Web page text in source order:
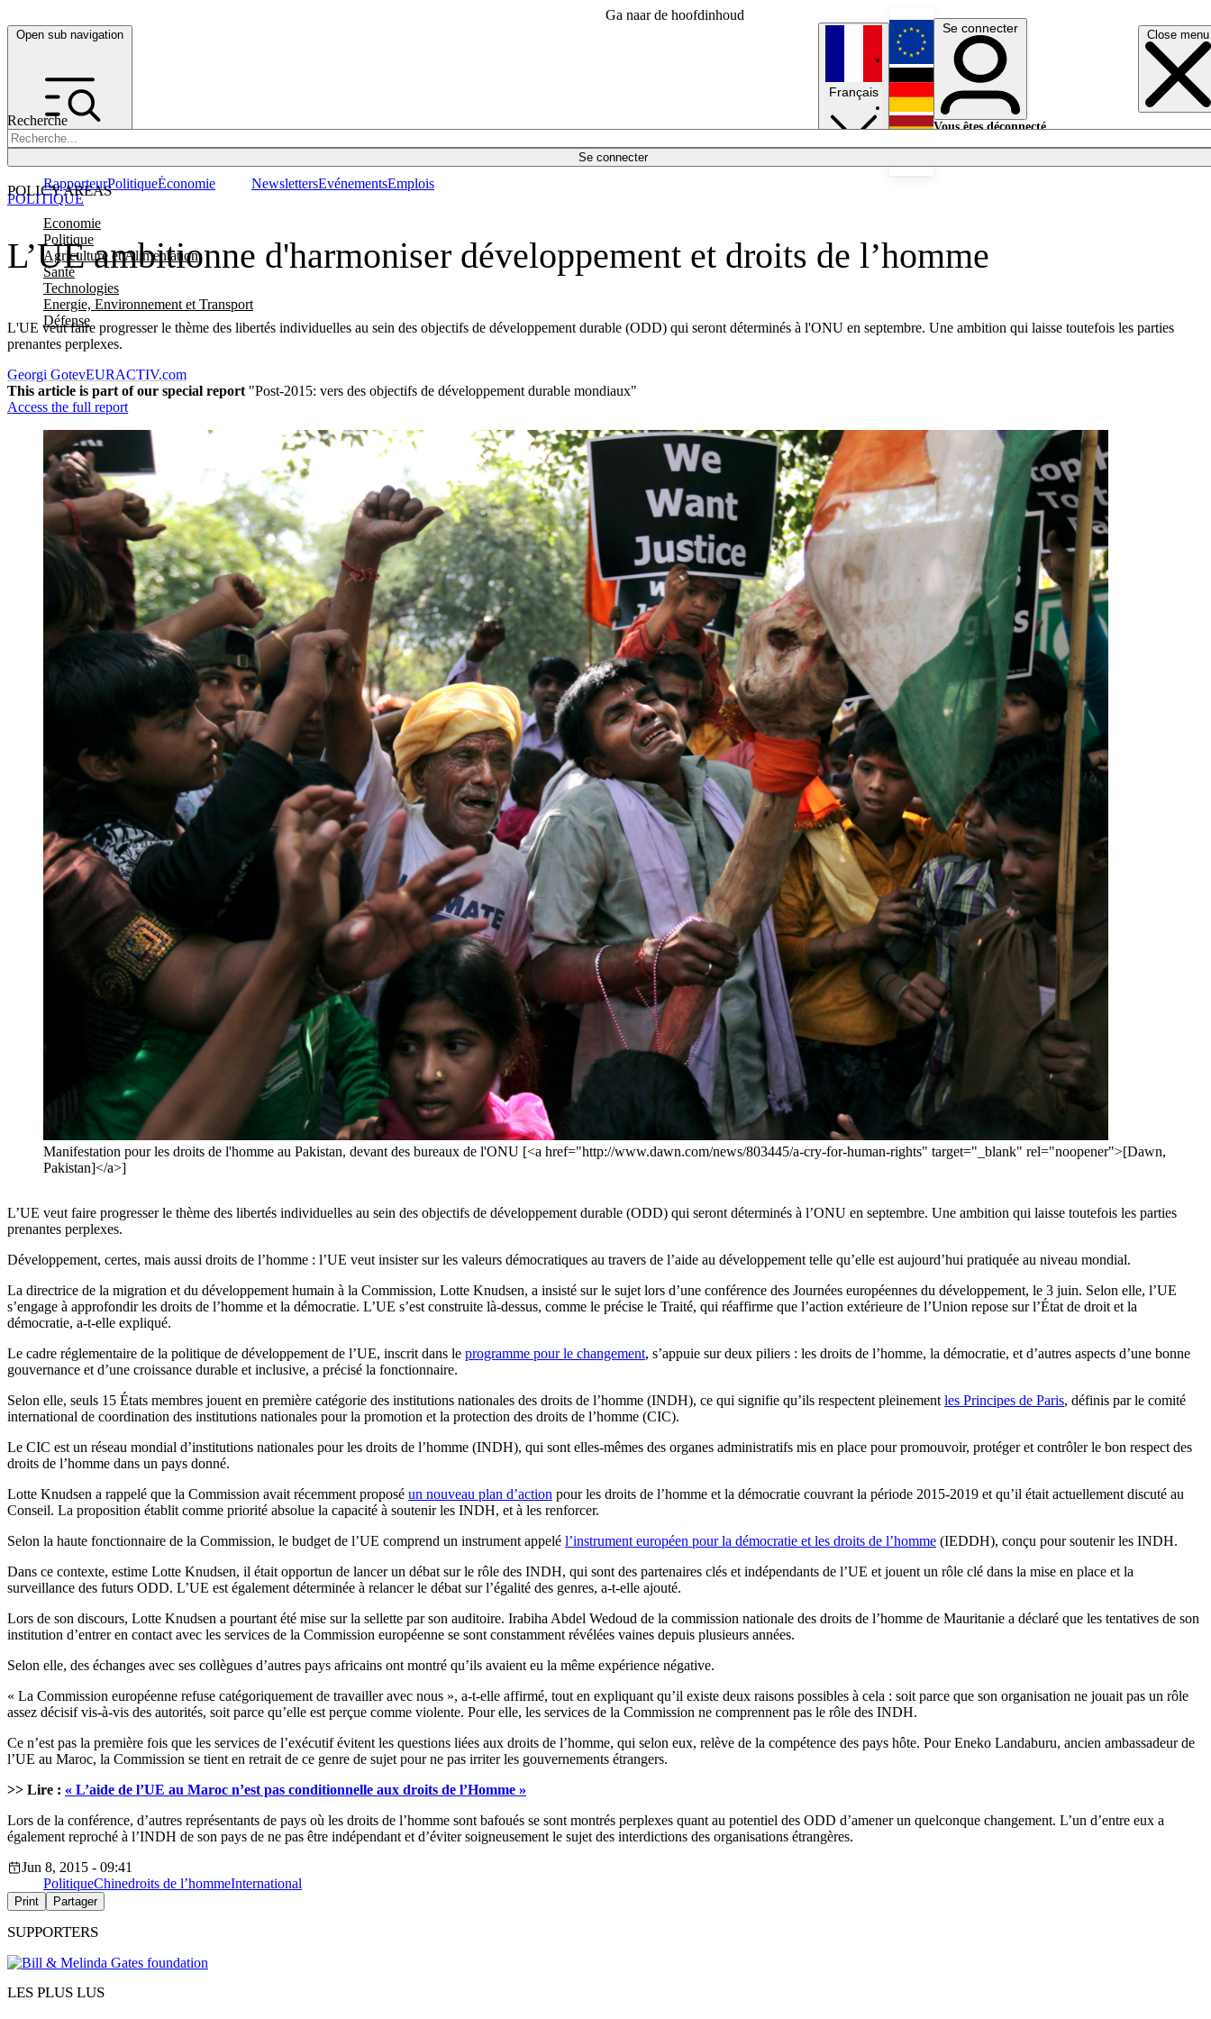
Ga naar de hoofdinhoud
Open sub navigation Close menu
Recherche
Se connecter
POLICY AREAS
Economie
Politique
Agriculture et Alimentation
Santé
Technologies
Energie, Environnement et Transport
Défense
RapporteurPolitiqueÉconomie NewslettersEvénementsEmplois
Français
English
Deutsch
Se connecter
Vous êtes déconnecté.
L’UE ambitionne d'harmoniser développement et droits de l’homme
L'UE veut faire progresser le thème des libertés individuelles au sein des objectifs de développement durable (ODD) qui seront déterminés à l'ONU en septembre. Une ambition qui laisse toutefois les parties
prenantes perplexes.
POLITIQUE
Georgi GotevEURACTIV.com
This article is part of our special report "Post-2015: vers des objectifs de développement durable mondiaux"
Access the full report
Manifestation pour les droits de l'homme au Pakistan, devant des bureaux de l'ONU [<a href="http://www.dawn.com/news/803445/a-cry-for-human-rights" target="_blank" rel="noopener">[Dawn,
Pakistan]</a>]
L’UE veut faire progresser le thème des libertés individuelles au sein des objectifs de développement durable (ODD) qui seront déterminés à l’ONU en septembre. Une ambition qui laisse toutefois les parties
prenantes perplexes.
Développement, certes, mais aussi droits de l’homme : l’UE veut insister sur les valeurs démocratiques au travers de l’aide au développement telle qu’elle est aujourd’hui pratiquée au niveau mondial.
La directrice de la migration et du développement humain à la Commission, Lotte Knudsen, a insisté sur le sujet lors d’une conférence des Journées européennes du développement, le 3 juin. Selon elle, l’UE
s’engage à approfondir les droits de l’homme et la démocratie. L’UE s’est construite là-dessus, comme le précise le Traité, qui réaffirme que l’action extérieure de l’Union repose sur l’État de droit et la
démocratie, a-t-elle expliqué.
Le cadre réglementaire de la politique de développement de l’UE, inscrit dans le programme pour le changement, s’appuie sur deux piliers : les droits de l’homme, la démocratie, et d’autres aspects d’une bonne
gouvernance et d’une croissance durable et inclusive, a précisé la fonctionnaire.
Selon elle, seuls 15 États membres jouent en première catégorie des institutions nationales des droits de l’homme (INDH), ce qui signifie qu’ils respectent pleinement les Principes de Paris, définis par le comité
international de coordination des institutions nationales pour la promotion et la protection des droits de l’homme (CIC).
Le CIC est un réseau mondial d’institutions nationales pour les droits de l’homme (INDH), qui sont elles-mêmes des organes administratifs mis en place pour promouvoir, protéger et contrôler le bon respect des
droits de l’homme dans un pays donné.
Lotte Knudsen a rappelé que la Commission avait récemment proposé un nouveau plan d’action pour les droits de l’homme et la démocratie couvrant la période 2015-2019 et qu’il était actuellement discuté au
Conseil. La proposition établit comme priorité absolue la capacité à soutenir les INDH, et à les renforcer.
Selon la haute fonctionnaire de la Commission, le budget de l’UE comprend un instrument appelé l’instrument européen pour la démocratie et les droits de l’homme (IEDDH), conçu pour soutenir les INDH.
Dans ce contexte, estime Lotte Knudsen, il était opportun de lancer un débat sur le rôle des INDH, qui sont des partenaires clés et indépendants de l’UE et jouent un rôle clé dans la mise en place et la
surveillance des futurs ODD. L’UE est également déterminée à relancer le débat sur l’égalité des genres, a-t-elle ajouté.
Lors de son discours, Lotte Knudsen a pourtant été mise sur la sellette par son auditoire. Irabiha Abdel Wedoud de la commission nationale des droits de l’homme de Mauritanie a déclaré que les tentatives de son
institution d’entrer en contact avec les services de la Commission européenne se sont constamment révélées vaines depuis plusieurs années.
Selon elle, des échanges avec ses collègues d’autres pays africains ont montré qu’ils avaient eu la même expérience négative.
« La Commission européenne refuse catégoriquement de travailler avec nous », a-t-elle affirmé, tout en expliquant qu’il existe deux raisons possibles à cela : soit parce que son organisation ne jouait pas un rôle
assez décisif vis-à-vis des autorités, soit parce qu’elle est perçue comme violente. Pour elle, les services de la Commission ne comprennent pas le rôle des INDH.
Ce n’est pas la première fois que les services de l’exécutif évitent les questions liées aux droits de l’homme, qui selon eux, relève de la compétence des pays hôte. Pour Eneko Landaburu, ancien ambassadeur de
l’UE au Maroc, la Commission se tient en retrait de ce genre de sujet pour ne pas irriter les gouvernements étrangers.
>> Lire : « L’aide de l’UE au Maroc n’est pas conditionnelle aux droits de l’Homme »
Lors de la conférence, d’autres représentants de pays où les droits de l’homme sont bafoués se sont montrés perplexes quant au potentiel des ODD d’amener un quelconque changement. L’un d’entre eux a
également reproché à l’INDH de son pays de ne pas être indépendant et d’éviter soigneusement le sujet des interdictions des organisations étrangères.
Jun 8, 2015 - 09:41
PolitiqueChinedroits de l’hommeInternational
Print Partager
SUPPORTERS
LES PLUS LUS